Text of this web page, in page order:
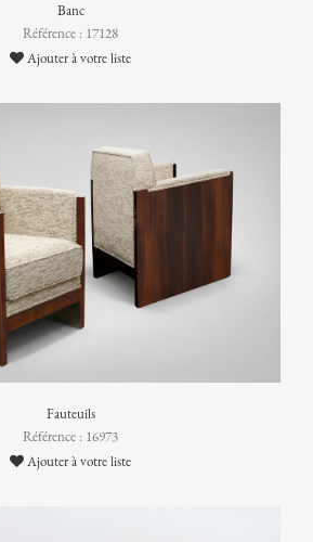
Banc
Référence : 17128
Ajouter à votre liste
Fauteuils
Référence : 16973
Ajouter à votre liste